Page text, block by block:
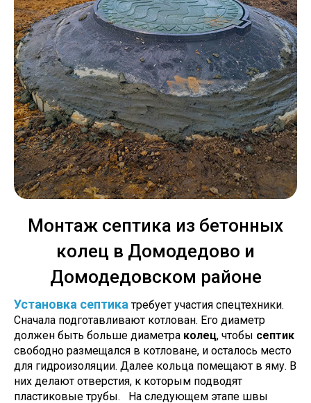
Монтаж септика из бетонных
колец в Домодедово и
Домодедовском районе
Установка септика требует участия спецтехники.
Сначала подготавливают котлован. Его диаметр
должен быть больше диаметра колец, чтобы септик
свободно размещался в котловане, и осталось место
для гидроизоляции. Далее кольца помещают в яму. В
них делают отверстия, к которым подводят
пластиковые трубы. На следующем этапе швы